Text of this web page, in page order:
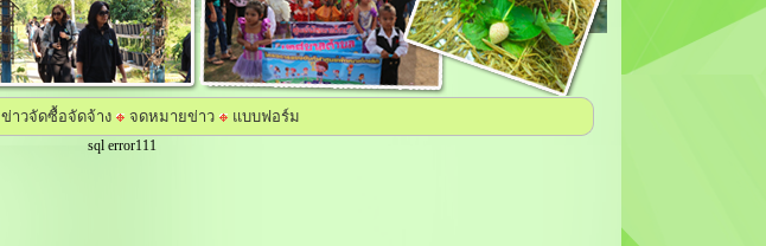
ข่าวจัดซื้อจัดจ้าง จดหมายข่าว แบบฟอร์ม
sql error111